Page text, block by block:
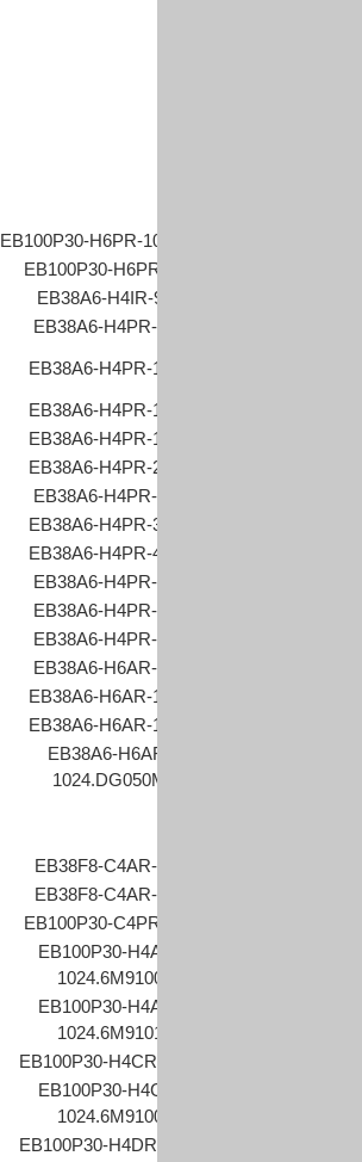
EB100P30-H6PR-1024.JTH
EB100P30-H6PR-200
EB38A6-H4IR-900
EB38A6-H4PR-100
EB38A6-H4PR-1000
EB38A6-H4PR-1024
EB38A6-H4PR-1200
EB38A6-H4PR-2500
EB38A6-H4PR-300
EB38A6-H4PR-3600
EB38A6-H4PR-4000
EB38A6-H4PR-500
EB38A6-H4PR-600
EB38A6-H4PR-800
EB38A6-H6AR-100
EB38A6-H6AR-1000
EB38A6-H6AR-1024
EB38A6-H6AR-
1024.DG050M
EB38F8-C4AR-512
EB38F8-C4AR-600
EB100P30-C4PR-600
EB100P30-H4AR-
1024.6M9100
EB100P30-H4AR-
1024.6M9101
EB100P30-H4CR-1024
EB100P30-H4CR-
1024.6M9100
EB100P30-H4DR-1024